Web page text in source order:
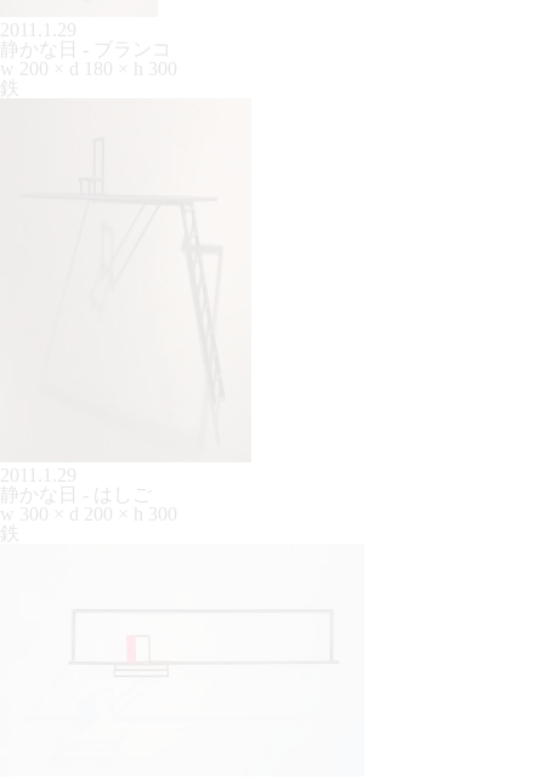
2011.1.29
静かな日 - ブランコ
w 200 × d 180 × h 300
鉄
2011.1.29
静かな日 - はしご
w 300 × d 200 × h 300
鉄